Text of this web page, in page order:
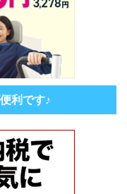
利です♪